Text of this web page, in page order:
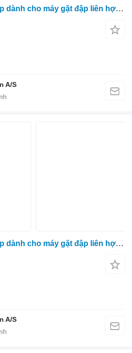
Sàng máy gặt liên hợp dành cho máy gặt đập liên hợp Massey Ferguson 7278
A/S
Sàng máy gặt liên hợp dành cho máy gặt đập liên hợp Massey Ferguson 7278
A/S